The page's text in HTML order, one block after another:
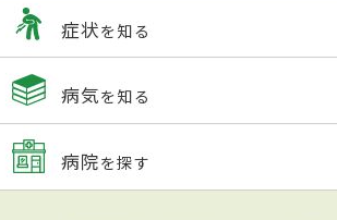
症状を知る
病気を知る
病院を探す